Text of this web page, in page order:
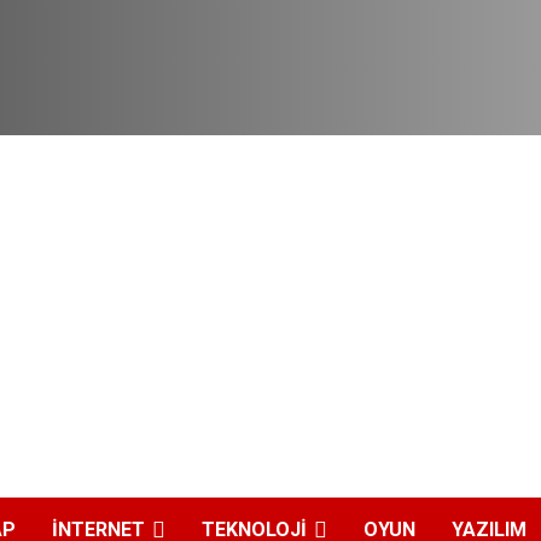
İNTERNET TEKNOLOJI OYUN YAZILIM